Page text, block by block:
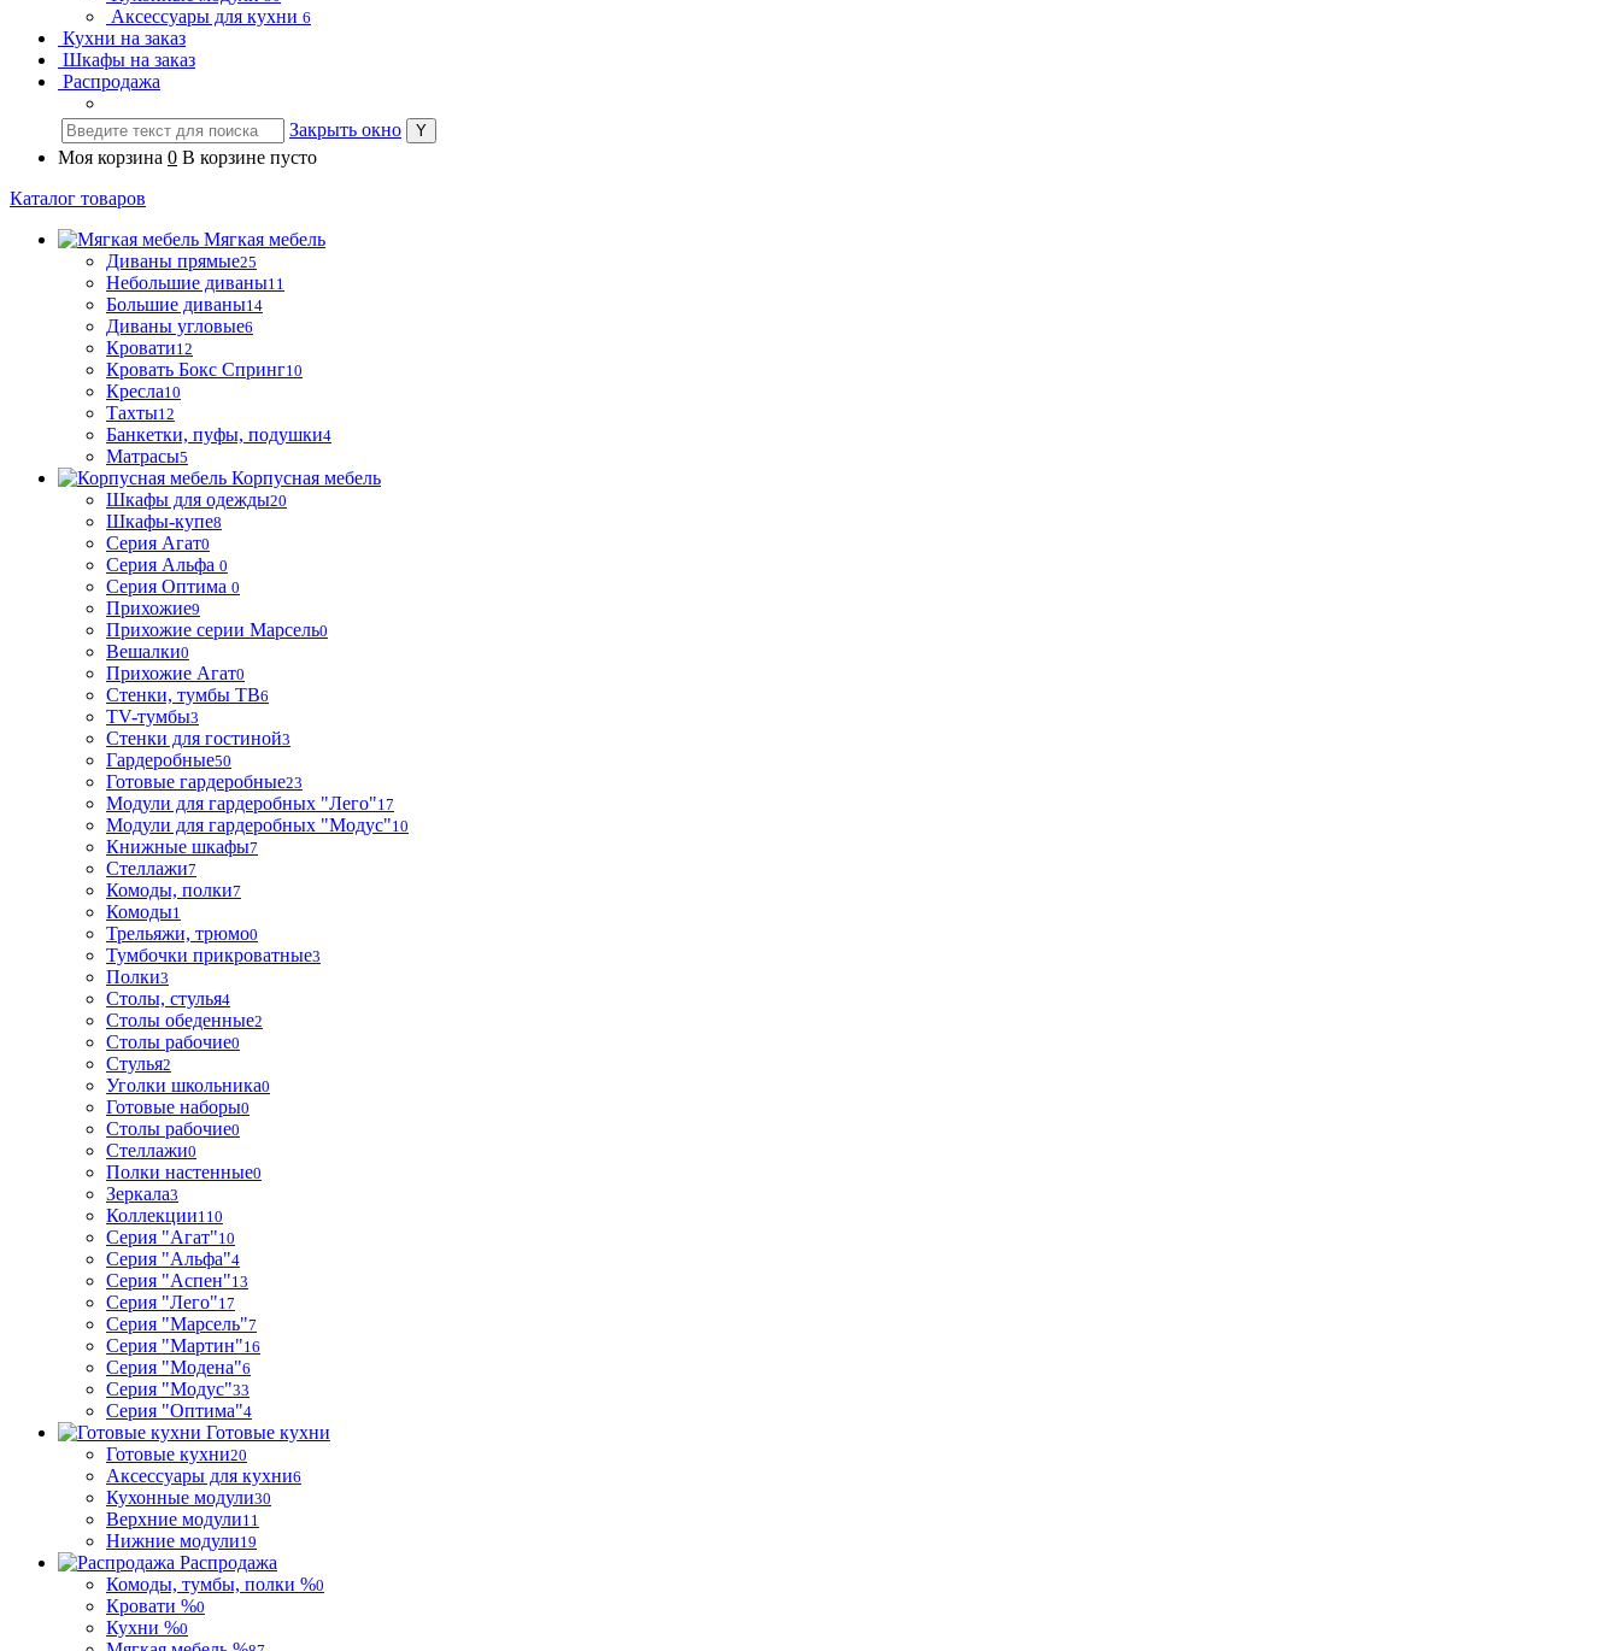
Аксессуары для кухни 6
Кухни на заказ
Шкафы на заказ
Распродажа
Закрыть окно
Моя корзина 0 В корзине пусто
Каталог товаров
Мягкая мебель
Диваны прямые25
Небольшие диваны11
Большие диваны14
Диваны угловые6
Кровати12
Кровать Бокс Спринг10
Кресла10
Тахты12
Банкетки, пуфы, подушки4
Матрасы5
Корпусная мебель
Шкафы для одежды20
Шкафы-купе8
Серия Агат0
Серия Альфа 0
Серия Оптима 0
Прихожие9
Прихожие серии Марсель0
Вешалки0
Прихожие Агат0
Стенки, тумбы ТВ6
TV-тумбы3
Стенки для гостиной3
Гардеробные50
Готовые гардеробные23
Модули для гардеробных "Лего"17
Модули для гардеробных "Модус"10
Книжные шкафы7
Стеллажи7
Комоды, полки7
Комоды1
Трельяжи, трюмо0
Тумбочки прикроватные3
Полки3
Столы, стулья4
Столы обеденные2
Столы рабочие0
Стулья2
Уголки школьника0
Готовые наборы0
Столы рабочие0
Стеллажи0
Полки настенные0
Зеркала3
Коллекции110
Серия "Агат"10
Серия "Альфа"4
Серия "Аспен"13
Серия "Лего"17
Серия "Марсель"7
Серия "Мартин"16
Серия "Модена"6
Серия "Модус"33
Серия "Оптима"4
Готовые кухни
Готовые кухни20
Аксессуары для кухни6
Кухонные модули30
Верхние модули11
Нижние модули19
Распродажа
Комоды, тумбы, полки %0
Кровати %0
Кухни %0